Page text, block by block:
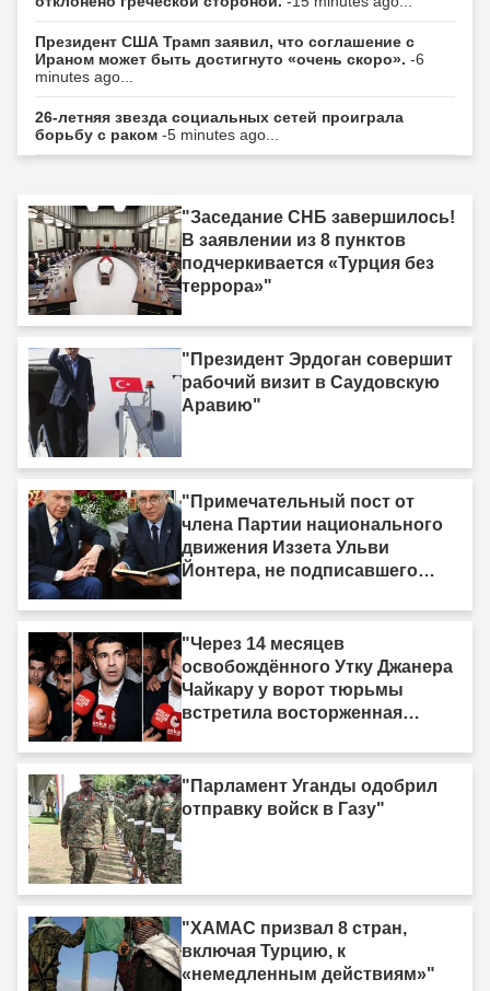
Президент США Трамп заявил, что соглашение с
Ираном может быть достигнуто «очень скоро». -6
minutes ago...
26-летняя звезда социальных сетей проиграла
борьбу с раком -5 minutes ago...
"Заседание СНБ завершилось!
В заявлении из 8 пунктов
подчеркивается «Турция без
террора»"
"Президент Эрдоган совершит
рабочий визит в Саудовскую
Аравию"
"Примечательный пост от
члена Партии национального
движения Иззета Ульви
Йонтера, не подписавшего
есть одна жизнь, и она тоже
должна быть принесена в
жертву»"
"Через 14 месяцев
освобождённого Утку Джанера
Чайкару у ворот тюрьмы
встретила восторженная
"Парламент Уганды одобрил
отправку войск в Газу"
"ХАМАС призвал 8 стран,
включая Турцию, к
«немедленным действиям»"